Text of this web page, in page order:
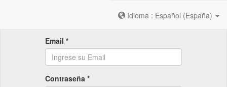
Idioma : Español (España)
Email *
Contraseña *